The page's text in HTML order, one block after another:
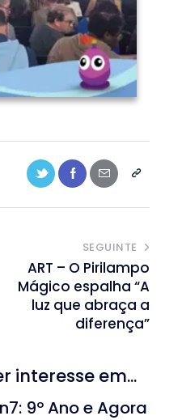
SEGUINTE
ART – O Pirilampo
Mágico espalha “A
luz que abraça a
diferença”
interesse em...
9º Ano e Agora